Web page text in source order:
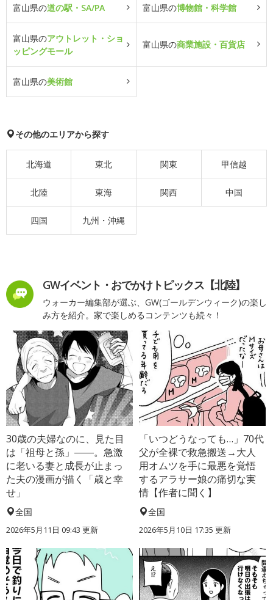
富山県の道の駅・SA/PA 富山県の博物館・科学館
富山県のアウトレット・ショ
ッピングモール
富山県の商業施設・百貨店
富山県の美術館
その他のエリアから探す
北海道 東北 関東 甲信越
北陸 東海 関西 中国
四国 九州・沖縄
GWイベント・おでかけトピックス【北陸】
ウォーカー編集部が選ぶ、GW(ゴールデンウィーク)の楽し
み方を紹介。家で楽しめるコンテンツも続々！
30歳の夫婦なのに、見た目
は「祖母と孫」――。急激
に老いる妻と成長が止まっ
た夫の漫画が描く「歳と幸
せ」
全国
2026年5月11日 09:43 更新
「いつどうなっても…」70代
父が全裸で救急搬送→大人
用オムツを手に最悪を覚悟
するアラサー娘の痛切な実
情【作者に聞く】
全国
2026年5月10日 17:35 更新